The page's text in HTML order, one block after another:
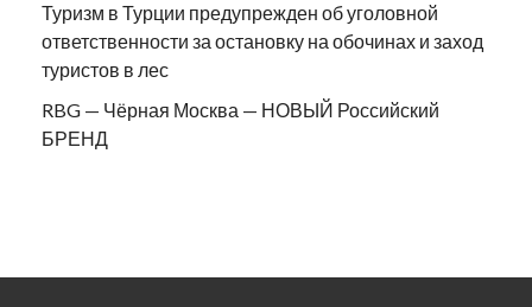
Туризм в Турции предупрежден об уголовной
ответственности за остановку на обочинах и заход
туристов в лес
RBG — Чёрная Москва — НОВЫЙ Российский
БРЕНД